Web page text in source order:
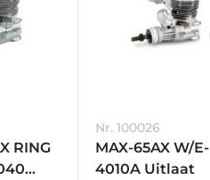
RING
Nr. 100026
MAX-65AX W/E-
4010A Uitlaat